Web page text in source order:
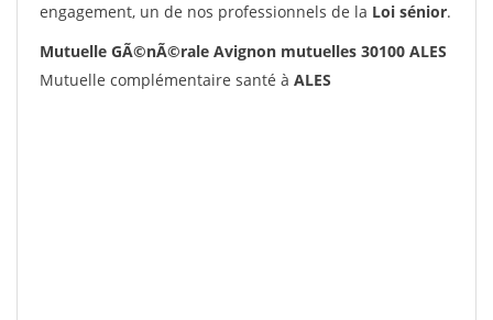
engagement, un de nos professionnels de la Loi sénior.
Mutuelle GÃ©nÃ©rale Avignon mutuelles 30100 ALES
Mutuelle complémentaire santé à ALES